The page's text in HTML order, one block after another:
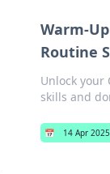
Warm-
Routine
Unlock your
skills and
📅 14 Apr 2025